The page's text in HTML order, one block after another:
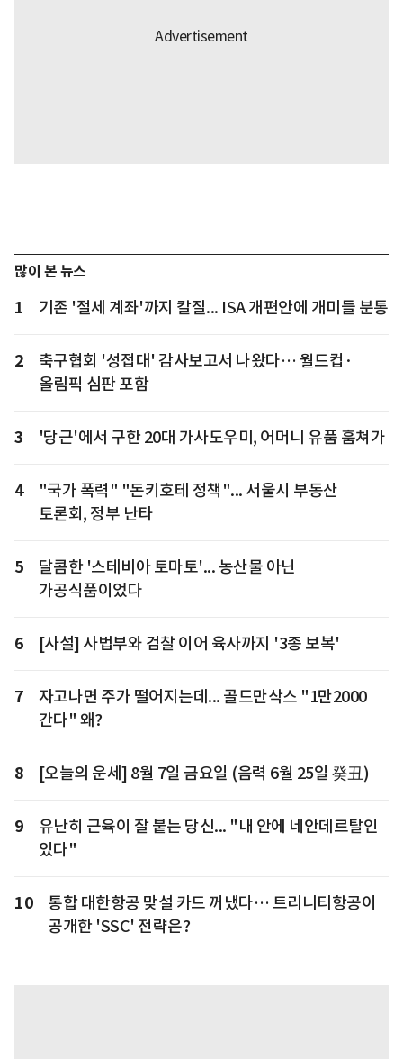
많이 본 뉴스
1 기존 '절세 계좌'까지 칼질... ISA 개편안에 개미들 분통
2
축구협회 '성접대' 감사보고서 나왔다… 월드컵·
올림픽 심판 포함
3 '당근'에서 구한 20대 가사도우미, 어머니 유품 훔쳐가
4
"국가 폭력" "돈키호테 정책"... 서울시 부동산
토론회, 정부 난타
5
달콤한 '스테비아 토마토'... 농산물 아닌
가공식품이었다
6 [사설] 사법부와 검찰 이어 육사까지 '3종 보복'
7
자고나면 주가 떨어지는데... 골드만삭스 "1만2000
간다" 왜?
8 [오늘의 운세] 8월 7일 금요일 (음력 6월 25일 癸丑)
9
유난히 근육이 잘 붙는 당신... "내 안에 네안데르탈인
있다"
10
통합 대한항공 맞설 카드 꺼냈다… 트리니티항공이
공개한 'SSC' 전략은?